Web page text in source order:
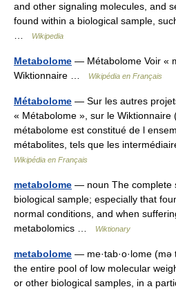
and other signaling molecules, and
found within a biological sample,
Wikipedia
Metabolome — Métabolome Voir «
Wiktionnaire …
Wikipédia en Français
Métabolome — Sur les autres
« Métabolome », sur le Wiktionnaire
métabolome est constitué de l
métabolites, tels que les
Wikipédia en Français
metabolome — noun The complete
biological sample; especially that
normal conditions, and when
metabolomics …
Wiktionary
metabolome — me·tab·o·lome (mə
the entire pool of low molecular
or other biological samples, in a